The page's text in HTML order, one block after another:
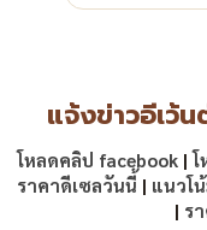
แจ้งข่าวอีเว้
โหลดคลิป facebook |
ราคาดีเซลวันนี้ | แนวโ
| ร